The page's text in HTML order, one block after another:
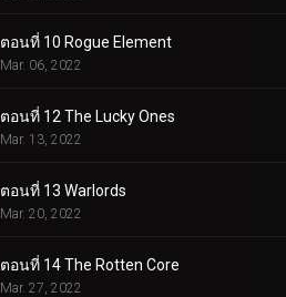
ตอนที่ 10 Rogue Element
Mar. 06, 2022
ตอนที่ 12 The Lucky Ones
Mar. 13, 2022
ตอนที่ 13 Warlords
Mar. 20, 2022
ตอนที่ 14 The Rotten Core
Mar. 27, 2022